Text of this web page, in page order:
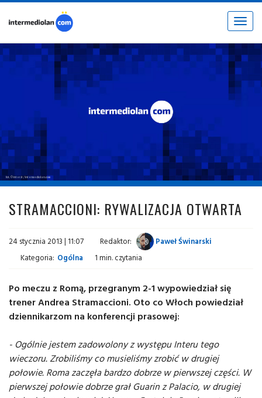
Toggle
fot. © inter.it / intermediolan.com
STRAMACCIONI: RYWALIZACJA OTWARTA
24 stycznia 2013 | 11:07 Redaktor:
Paweł Świnarski
Kategoria: Ogólna 1 min. czytania
Po meczu z Romą, przegranym 2-1 wypowiedział się
trener Andrea Stramaccioni. Oto co Włoch powiedział
dziennikarzom na konferencji prasowej:
- Ogólnie jestem zadowolony z występu Interu tego
wieczoru. Zrobiliśmy co musieliśmy zrobić w drugiej
połowie. Roma zaczęła bardzo dobrze w pierwszej części. W
pierwszej połowie dobrze grał Guarin z Palacio, w drugiej